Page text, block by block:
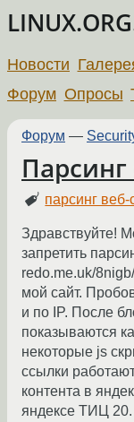
Новости
Форум Опросы
Форум —
Парсинг
парсинг веб-
Здравствуйте!
запретить
redo.me.uk/
мой сайт.
и по IP. После
показываются
некоторые js
ссылки
контента в
яндексе ТИЦ 20.